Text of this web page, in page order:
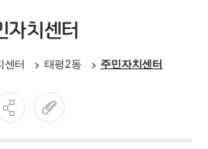
자치센터
센터 태평2동 주민자치센터